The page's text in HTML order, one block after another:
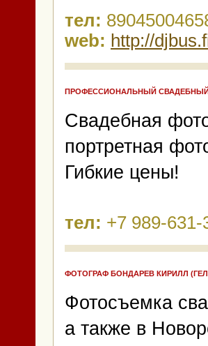
тел:
web: http://
ПРОФЕССИОНАЛЬНЫЙ
Свадебная
портретная
Гибкие цены!
тел: +7 989-631-
ФОТОГРАФ БОНДАРЕВ КИРИЛЛ
Фотосъемка
а также в